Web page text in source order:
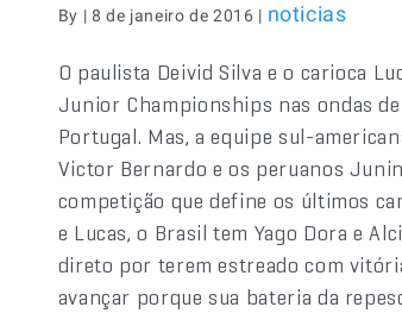
By | 8 de janeiro de 2016 | noticias
O paulista Deivid Silva e o carioca
Junior Championships nas ondas
Portugal. Mas, a equipe sul-
Victor Bernardo e os peruanos
competição que define os últimos
e Lucas, o Brasil tem Yago Dora e
direto por terem estreado com
avançar porque sua bateria da